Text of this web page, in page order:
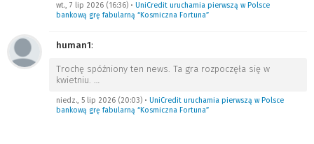
wt., 7 lip 2026 (16:36) • UniCredit uruchamia pierwszą w Polsce
bankową grę fabularną “Kosmiczna Fortuna”
human1:
Trochę spóźniony ten news. Ta gra rozpoczęła się w
kwietniu. …
niedz., 5 lip 2026 (20:03) • UniCredit uruchamia pierwszą w Polsce
bankową grę fabularną “Kosmiczna Fortuna”